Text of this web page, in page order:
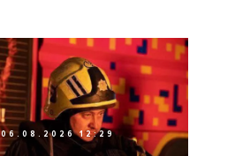
06.08.2026 12:29